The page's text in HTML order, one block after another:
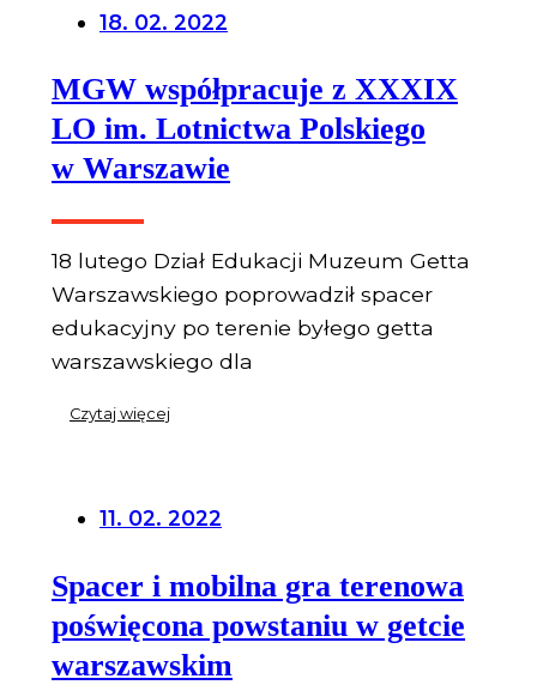
18. 02. 2022
MGW współpracuje z XXXIX
LO im. Lotnictwa Polskiego
w Warszawie
18 lutego Dział Edukacji Muzeum Getta
Warszawskiego poprowadził spacer
edukacyjny po terenie byłego getta
warszawskiego dla
Czytaj więcej
11. 02. 2022
Spacer i mobilna gra terenowa
poświęcona powstaniu w getcie
warszawskim